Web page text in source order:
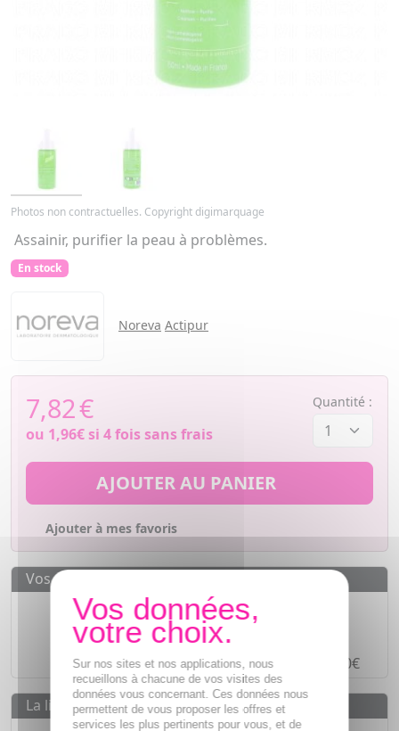
Photos non contractuelles. Copyright digimarquage
Assainir, purifier la peau à problèmes.
En stock
Noreva Actipur
7,82€
ou 1,96€si 4 fois sans frais
Quantité :
AJOUTER AU PANIER
Ajouter à mes favoris
Vos avantages
Des prixIMBATTABLES
Paiement en ligneSÉCURISÉ
Paiement en4 fois sans fraisà partir de 30€
La livraison
Sur nos sites et nos applications, nous
recueillons à chacune de vos visites des
données vous concernant. Ces données nous
permettent de vous proposer les offres et
services les plus pertinents pour vous, et de